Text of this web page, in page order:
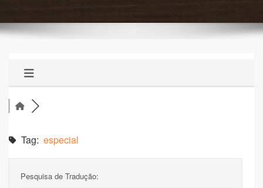
Tag: especial
Pesquisa de Tradução: